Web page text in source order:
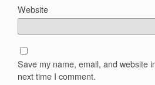
Website
Save my name, email, and website
next time I comment.